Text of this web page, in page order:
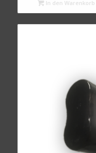
In den Warenkorb